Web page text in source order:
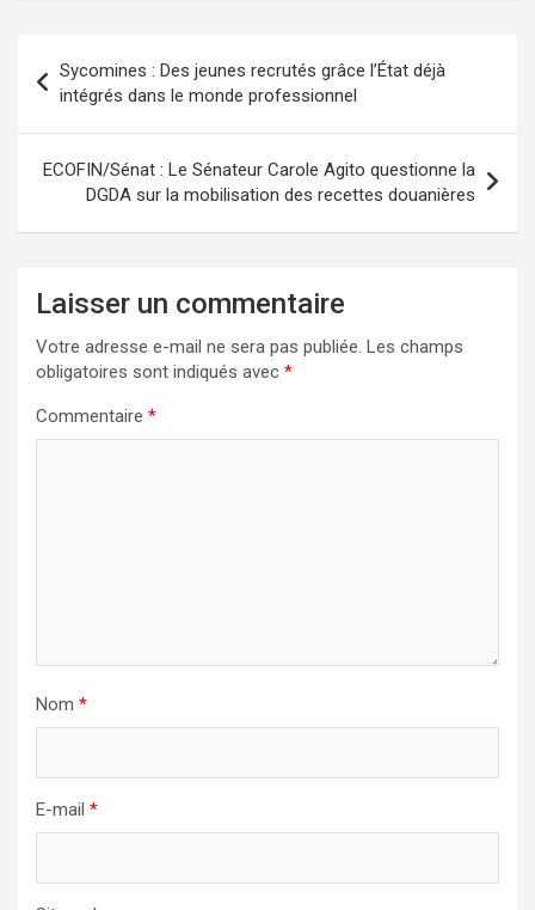
de
l’article
Sycomines : Des jeunes recrutés grâce l’État déjà
intégrés dans le monde professionnel
ECOFIN/Sénat : Le Sénateur Carole Agito questionne la
DGDA sur la mobilisation des recettes douanières
Laisser un commentaire
Votre adresse e-mail ne sera pas publiée. Les champs
obligatoires sont indiqués avec *
Commentaire *
Nom *
E-mail *